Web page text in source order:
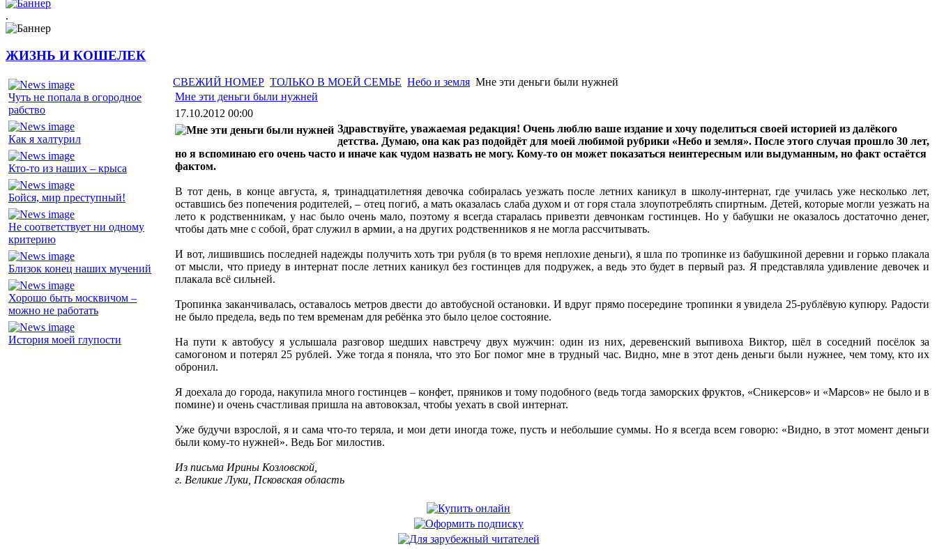
.
ЖИЗНЬ И КОШЕЛЕК
Чуть не попала в огородное
рабство
Как я халтурил
Кто-то из наших – крыса
Бойся, мир преступный!
Не соответствует ни одному
критерию
Близок конец наших мучений
Хорошо быть москвичом –
можно не работать
История моей глупости
СВЕЖИЙ НОМЕР ТОЛЬКО В МОЕЙ СЕМЬЕ Небо и земля Мне эти деньги были нужней
Мне эти деньги были нужней
17.10.2012 00:00
Здравствуйте, уважаемая редакция! Очень люблю ваше издание и хочу поделиться своей историей из далёкого
детства. Думаю, она как раз подойдёт для моей любимой рубрики «Небо и земля». После этого случая прошло 30 лет,
но я вспоминаю его очень часто и иначе как чудом назвать не могу. Кому-то он может показаться неинтересным или выдуманным, но факт остаётся
фактом.
В тот день, в конце августа, я, тринадцатилетняя девочка собиралась уезжать после летних каникул в школу-интернат, где училась уже несколько лет,
оставшись без попечения родителей, – отец погиб, а мать оказалась слаба духом и от горя стала злоупотреблять спиртным. Детей, которые могли уезжать на
лето к родственникам, у нас было очень мало, поэтому я всегда старалась привезти девчонкам гостинцев. Но у бабушки не оказалось достаточно денег,
чтобы дать мне с собой, брат служил в армии, а на других родственников я не могла рассчитывать.
И вот, лишившись последней надежды получить хоть три рубля (в то время неплохие деньги), я шла по тропинке из бабушкиной деревни и горько плакала
от мысли, что приеду в интернат после летних каникул без гостинцев для подружек, а ведь это будет в первый раз. Я представляла удивление девочек и
плакала всё сильней.
Тропинка заканчивалась, оставалось метров двести до автобусной остановки. И вдруг прямо посередине тропинки я увидела 25-рублёвую купюру. Радости
не было предела, ведь по тем временам для ребёнка это было целое состояние.
На пути к автобусу я услышала разговор шедших навстречу двух мужчин: один из них, деревенский выпивоха Виктор, шёл в соседний посёлок за
самогоном и потерял 25 рублей. Уже тогда я поняла, что это Бог помог мне в трудный час. Видно, мне в этот день деньги были нужнее, чем тому, кто их
обронил.
Я доехала до города, накупила много гостинцев – конфет, пряников и тому подобного (ведь тогда заморских фруктов, «Сникерсов» и «Марсов» не было и в
помине) и очень счастливая пришла на автовокзал, чтобы уехать в свой интернат.
Уже будучи взрослой, я и сама что-то теряла, и мои дети иногда тоже, пусть и небольшие суммы. Но я всегда всем говорю: «Видно, в этот момент деньги
были кому-то нужней». Ведь Бог милостив.
Из письма Ирины Козловской,
г. Великие Луки, Псковская область